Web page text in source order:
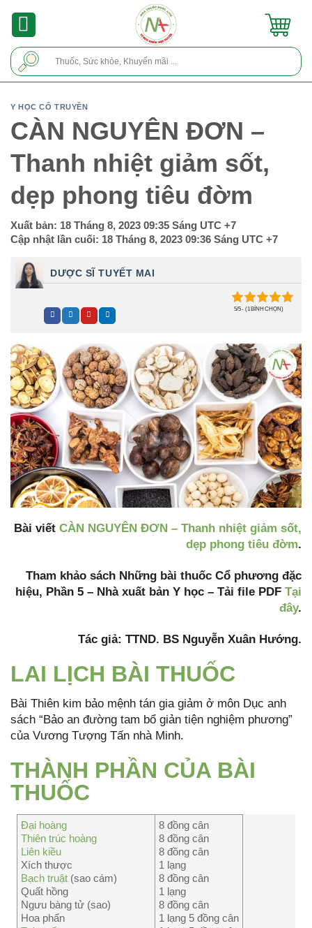
Y HỌC CỔ TRUYỀN
CÀN NGUYÊN ĐƠN –
Thanh nhiệt giảm sốt,
dẹp phong tiêu đờm
Xuất bản: 18 Tháng 8, 2023 09:35 Sáng UTC +7
Cập nhật lần cuối: 18 Tháng 8, 2023 09:36 Sáng UTC +7
DƯỢC SĨ TUYẾT MAI
5/5 - (1 BÌNH CHỌN)
Bài viết CÀN NGUYÊN ĐƠN – Thanh nhiệt giảm sốt,
dẹp phong tiêu đờm.
Tham khảo sách Những bài thuốc Cổ phương đặc
hiệu, Phần 5 – Nhà xuất bản Y học – Tải file PDF Tại
đây.
Tác giả: TTND. BS Nguyễn Xuân Hướng.
LAI LỊCH BÀI THUỐC
Bài Thiên kim bảo mệnh tán gia giảm ở môn Dục anh
sách “Bảo an đường tam bổ giản tiện nghiệm phương”
của Vương Tượng Tấn nhà Minh.
THÀNH PHẦN CỦA BÀI
THUỐC
Đại hoàng
Thiên trúc hoàng
Liên kiều
Xích thược
Bạch truật (sao cám)
Quất hồng
Ngưu bàng tử (sao)
Hoa phấn
8 đồng cân
8 đồng cân
8 đồng cân
1 lạng
8 đồng cân
1 lạng
8 đồng cân
1 lạng 5 đồng cân